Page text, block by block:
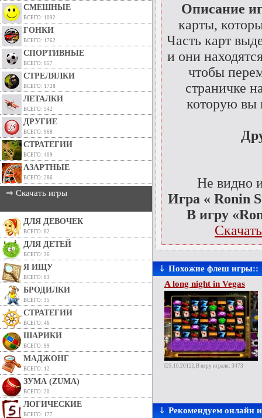
СМЕШНЫЕ
ВСЕГО: 1092
ГОНКИ
ВСЕГО: 1762
СПОРТИВНЫЕ
ВСЕГО: 657
СТРЕЛЯЛКИ
ВСЕГО: 1728
ЛЕТАЛКИ
ВСЕГО: 542
ДРУГИЕ
ВСЕГО: 968
СТРАТЕГИИ
ВСЕГО: 409
АЗАРТНЫЕ
ВСЕГО: 286
⇒ Скачать игры
ДЛЯ ДЕВОЧЕК
ВСЕГО: 82
ДЛЯ ДЕТЕЙ
ВСЕГО: 36
Я ИЩУ
ВСЕГО: 83
БРОДИЛКИ
ВСЕГО: 35
СТРАТЕГИИ
ВСЕГО: 46
ШАРИКИ
ВСЕГО: 99
МАДЖОНГ
ВСЕГО: 12
ЗУМА (ZUMA)
ВСЕГО: 20
ЛОГИЧЕСКИЕ
ВСЕГО: 177
Описание
карты,
Часть карт
и они
чтобы
страничке
которую вы
Не видно
Игра « Ronin
В игру
⇓ Похожие флеш игры::
A long night in Vegas
[25.10.2012], В игру играли: 3473
⇓ Рекомендуем онлайн